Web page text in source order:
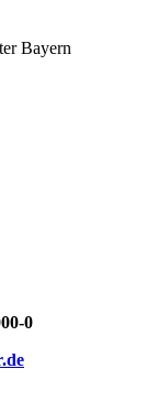
Bayern
0